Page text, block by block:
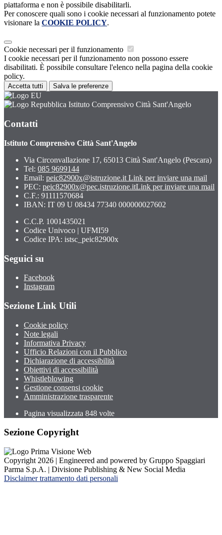
piattaforma e non è possibile disabilitarli.
Per conoscere quali sono i cookie necessari al funzionamento potete
visionare la COOKIE POLICY.
Cookie necessari per il funzionamento
I cookie necessari per il funzionamento non possono essere
disabilitati. È possibile consultare l'elenco nella pagina della cookie
policy.
Accetta tutti Salva le preferenze
Istituto Comprensivo Città Sant'Angelo
Contatti
Istituto Comprensivo Città Sant'Angelo
Via Circonvallazione 17, 65013 Città Sant'Angelo (Pescara)
Tel: 085 9699144
Email: peic82900x@istruzione.it Link per inviare una mail
PEC: peic82900x@pec.istruzione.itLink per inviare una mail
C.F.: 91111570684
IBAN: IT 09 U 08434 77340 000000027602
C.C.P. 1001435021
Codice Univoco | UFMI59
Codice IPA: istsc_peic82900x
Seguici su
Facebook
Instagram
Sezione Link Utili
Cookie policy
Note legali
Informativa Privacy
Ufficio Relazioni con il Pubblico
Dichiarazione di accessibilità
Obiettivi di accessibilità
Whistleblowing
Gestione consensi cookie
Amministrazione trasparente
Pagina visualizzata 848 volte
Sezione Copyright
Copyright 2026 | Engineered and powered by Gruppo Spaggiari
Parma S.p.A. | Divisione Publishing & New Social Media
Disclaimer trattamento dati personali